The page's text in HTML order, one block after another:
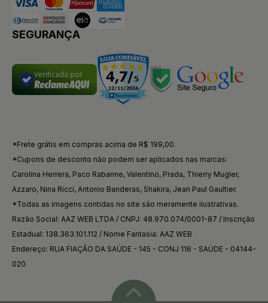
SEGURANÇA
Verificada por
*Frete grátis em compras acima de R$ 199,00.
*Cupons de desconto não podem ser aplicados nas marcas:
Carolina Herrera, Paco Rabanne, Valentino, Prada, Thierry Mugler,
Azzaro, Nina Ricci, Antonio Banderas, Shakira, Jean Paul Gaultier.
*Todas as imagens contidas no site são meramente ilustrativas.
Razão Social: AAZ WEB LTDA / CNPJ: 48.970.074/0001-87 / Inscrição
Estadual: 138.363.101.112 / Nome Fantasia: AAZ WEB
Endereço: RUA FIAÇÃO DA SAÚDE - 145 - CONJ 116 - SAÚDE - 04144-
020